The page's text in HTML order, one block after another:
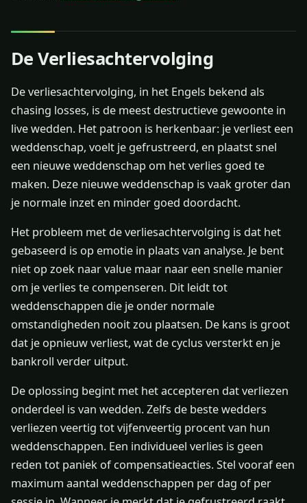
De Verliesachtervolging
De verliesachtervolging, in het Engels bekend als
chasing losses, is de meest destructieve gewoonte in
live wedden. Het patroon is herkenbaar: je verliest een
weddenschap, voelt je gefrustreerd, en plaatst snel
een nieuwe weddenschap om het verlies goed te
maken. Deze nieuwe weddenschap is vaak groter dan
je normale inzet en minder goed doordacht.
Het probleem met de verliesachtervolging is dat het
gebaseerd is op emotie in plaats van analyse. Je bent
niet op zoek naar value maar naar een snelle manier
om je verlies te compenseren. Dit leidt tot
weddenschappen die je onder normale
omstandigheden nooit zou plaatsen. De kans is groot
dat je opnieuw verliest, wat de cyclus versterkt en je
bankroll verder uitput.
De oplossing begint met het accepteren dat verliezen
onderdeel is van wedden. Zelfs de beste wedders
verliezen veertig tot vijfenveertig procent van hun
weddenschappen. Een individueel verlies is geen
reden tot paniek of compensatieacties. Stel vooraf een
maximum aantal weddenschappen per dag of per